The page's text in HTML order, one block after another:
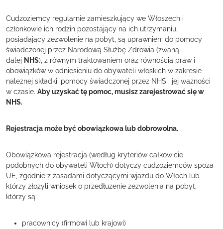
Cudzoziemcy regularnie zamieszkujący we Włoszech i
członkowie ich rodzin pozostający na ich utrzymaniu,
posiadający zezwolenie na pobyt, są uprawnieni do pomocy
świadczonej przez Narodową Służbę Zdrowia (zwaną
dalej NHS), z równym traktowaniem oraz równością praw i
obowiązków w odniesieniu do obywateli włoskich w zakresie
należnej składki, pomocy świadczonej przez NHS i jej ważności
w czasie. Aby uzyskać tę pomoc, musisz zarejestrować się w
NHS.
Rejestracja może być obowiązkowa lub dobrowolna.
Obowiązkowa rejestracja (według kryteriów całkowicie
podobnych do obywateli Włoch) dotyczy cudzoziemców spoza
UE, zgodnie z zasadami dotyczącymi wjazdu do Włoch lub
którzy złożyli wniosek o przedłużenie zezwolenia na pobyt,
którzy są:
pracownicy (firmowi lub krajowi)